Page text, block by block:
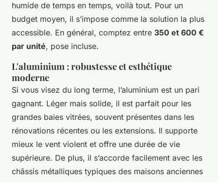
humide de temps en temps, voilà tout. Pour un
budget moyen, il s’impose comme la solution la plus
accessible. En général, comptez entre 350 et 600 €
par unité, pose incluse.
L'aluminium : robustesse et esthétique
moderne
Si vous visez du long terme, l’aluminium est un pari
gagnant. Léger mais solide, il est parfait pour les
grandes baies vitrées, souvent présentes dans les
rénovations récentes ou les extensions. Il supporte
mieux le vent violent et offre une durée de vie
supérieure. De plus, il s’accorde facilement avec les
châssis métalliques typiques des maisons anciennes